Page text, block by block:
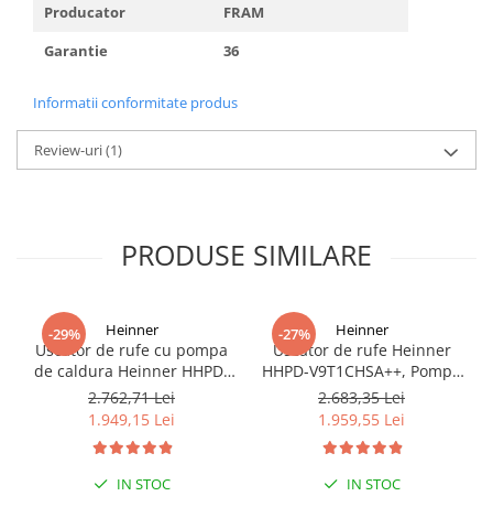
Producator
FRAM
Garantie
36
Informatii conformitate produs
Review-uri(1)
PRODUSE SIMILARE
-29% Heinner
Uscator de rufe cu pompa
de caldura Heinner HHPD-
V9T2KA++ Capacitate 9kg,
Clasa A++, 15 programe,
Display LED, Program Baby
Care, Functie anti-sifonare
2.762,71 Lei
1.949,15 Lei
IN STOC
-27% Heinner
Uscator de rufe Heinner
HHPD-V9T1CHSA++, Pompa
de caldura, 9 kg, Clasa A++,
Functie Anti-sifonare,
Argintiu
2.683,35 Lei
1.959,55 Lei
IN STOC